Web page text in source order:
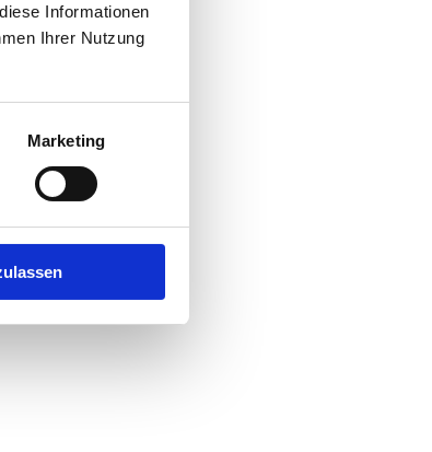
Informationen
Ihrer Nutzung
Marketing
for more information).